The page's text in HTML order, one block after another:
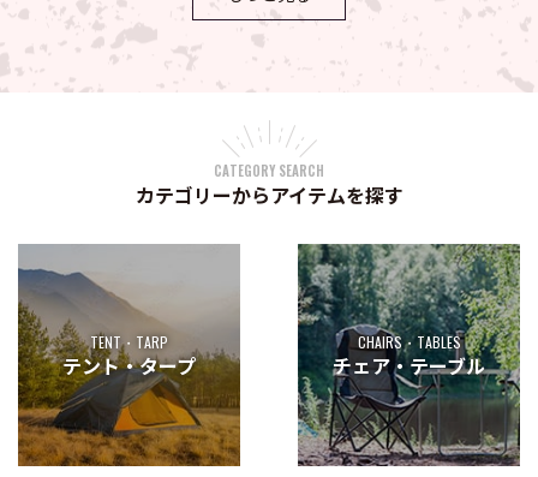
CATEGORY SEARCH
カテゴリーからアイテムを探す
TENT・TARP
テント・タープ
CHAIRS・TABLES
チェア・テーブル